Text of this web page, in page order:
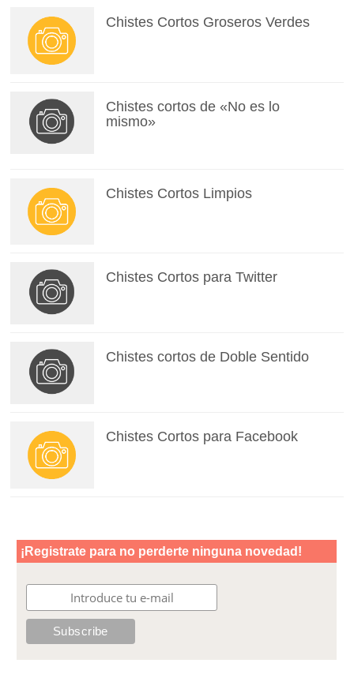
Chistes Cortos Groseros Verdes
Chistes cortos de «No es lo
mismo»
Chistes Cortos Limpios
Chistes Cortos para Twitter
Chistes cortos de Doble Sentido
Chistes Cortos para Facebook